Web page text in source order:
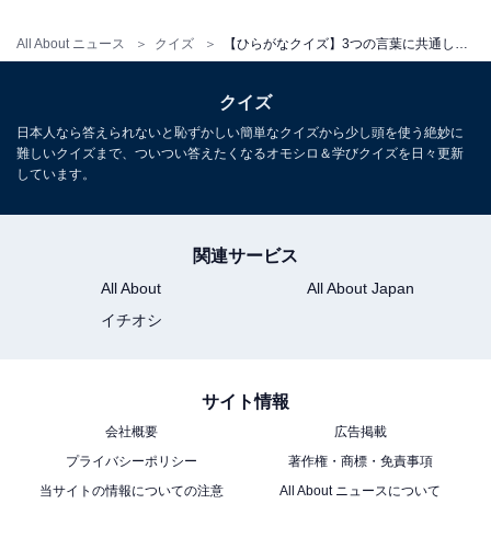
All About ニュース クイズ
クイズ
日本人なら答えられないと恥ずかしい簡単なクイズから少し頭を使う絶妙に
難しいクイズまで、ついつい答えたくなるオモシロ＆学びクイズを日々更新
しています。
関連サービス
All About
All About Japan
イチオシ
サイト情報
会社概要
広告掲載
プライバシーポリシー
著作権・商標・免責事項
当サイトの情報についての注意
All About ニュースについて